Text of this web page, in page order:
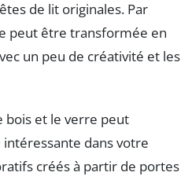
de lit originales. Par
peut être transformée en
un peu de créativité et les
bois et le verre peut
dans votre
créés à partir de portes